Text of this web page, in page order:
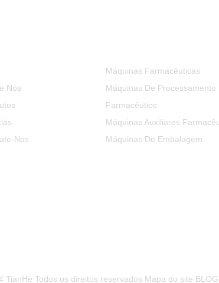
Nós
Nos
Máquinas Farmacêuticas
Máquinas De Processamento
Farmacêutico
Máquinas Auxiliares
Máquinas De Embalagem
TianHe Todos os direitos reservados Mapa do site